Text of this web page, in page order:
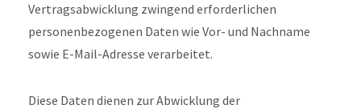
Vertragsabwicklung zwingend erforderlichen
personenbezogenen Daten wie Vor- und Nachname
sowie E-Mail-Adresse verarbeitet.
Diese Daten dienen zur Abwicklung der